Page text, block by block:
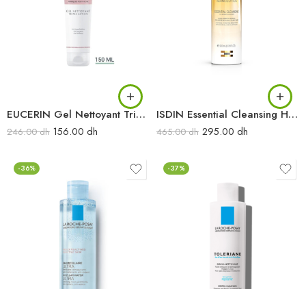
EUCERIN Gel Nettoyant Triple Action 150ML
246.00dh 156.00 dh
ISDIN Essential Cleansing Huile Démaquillante 200ML
465.00dh 295.00 dh
-36% -37%